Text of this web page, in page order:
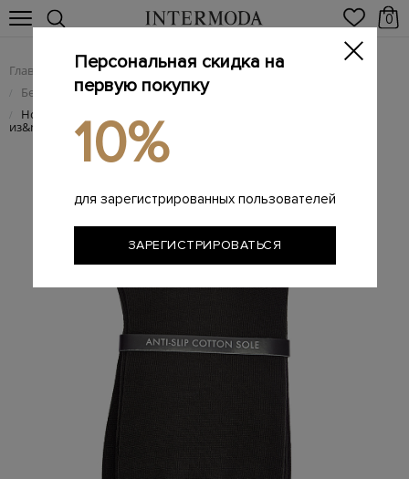
0
Главная Мужчинам / Одежда
/ Белье и домашняя одежда
/ Носки Tiago с&nbsp;противоскользящей отделкой
из&nbsp;мерсеризованного хлопка
Персональная скидка на
первую покупку
10%
для зарегистрированных пользователей
ЗАРЕГИСТРИРОВАТЬСЯ